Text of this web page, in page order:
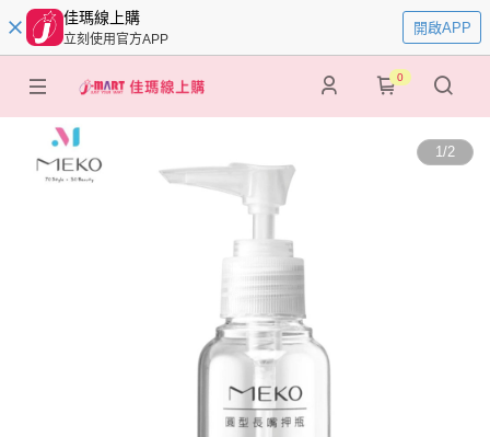
佳瑪線上購
立刻使用官方APP
開啟APP
0
1/2